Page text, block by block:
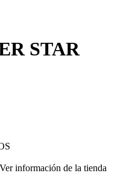
STAR
información de la tienda